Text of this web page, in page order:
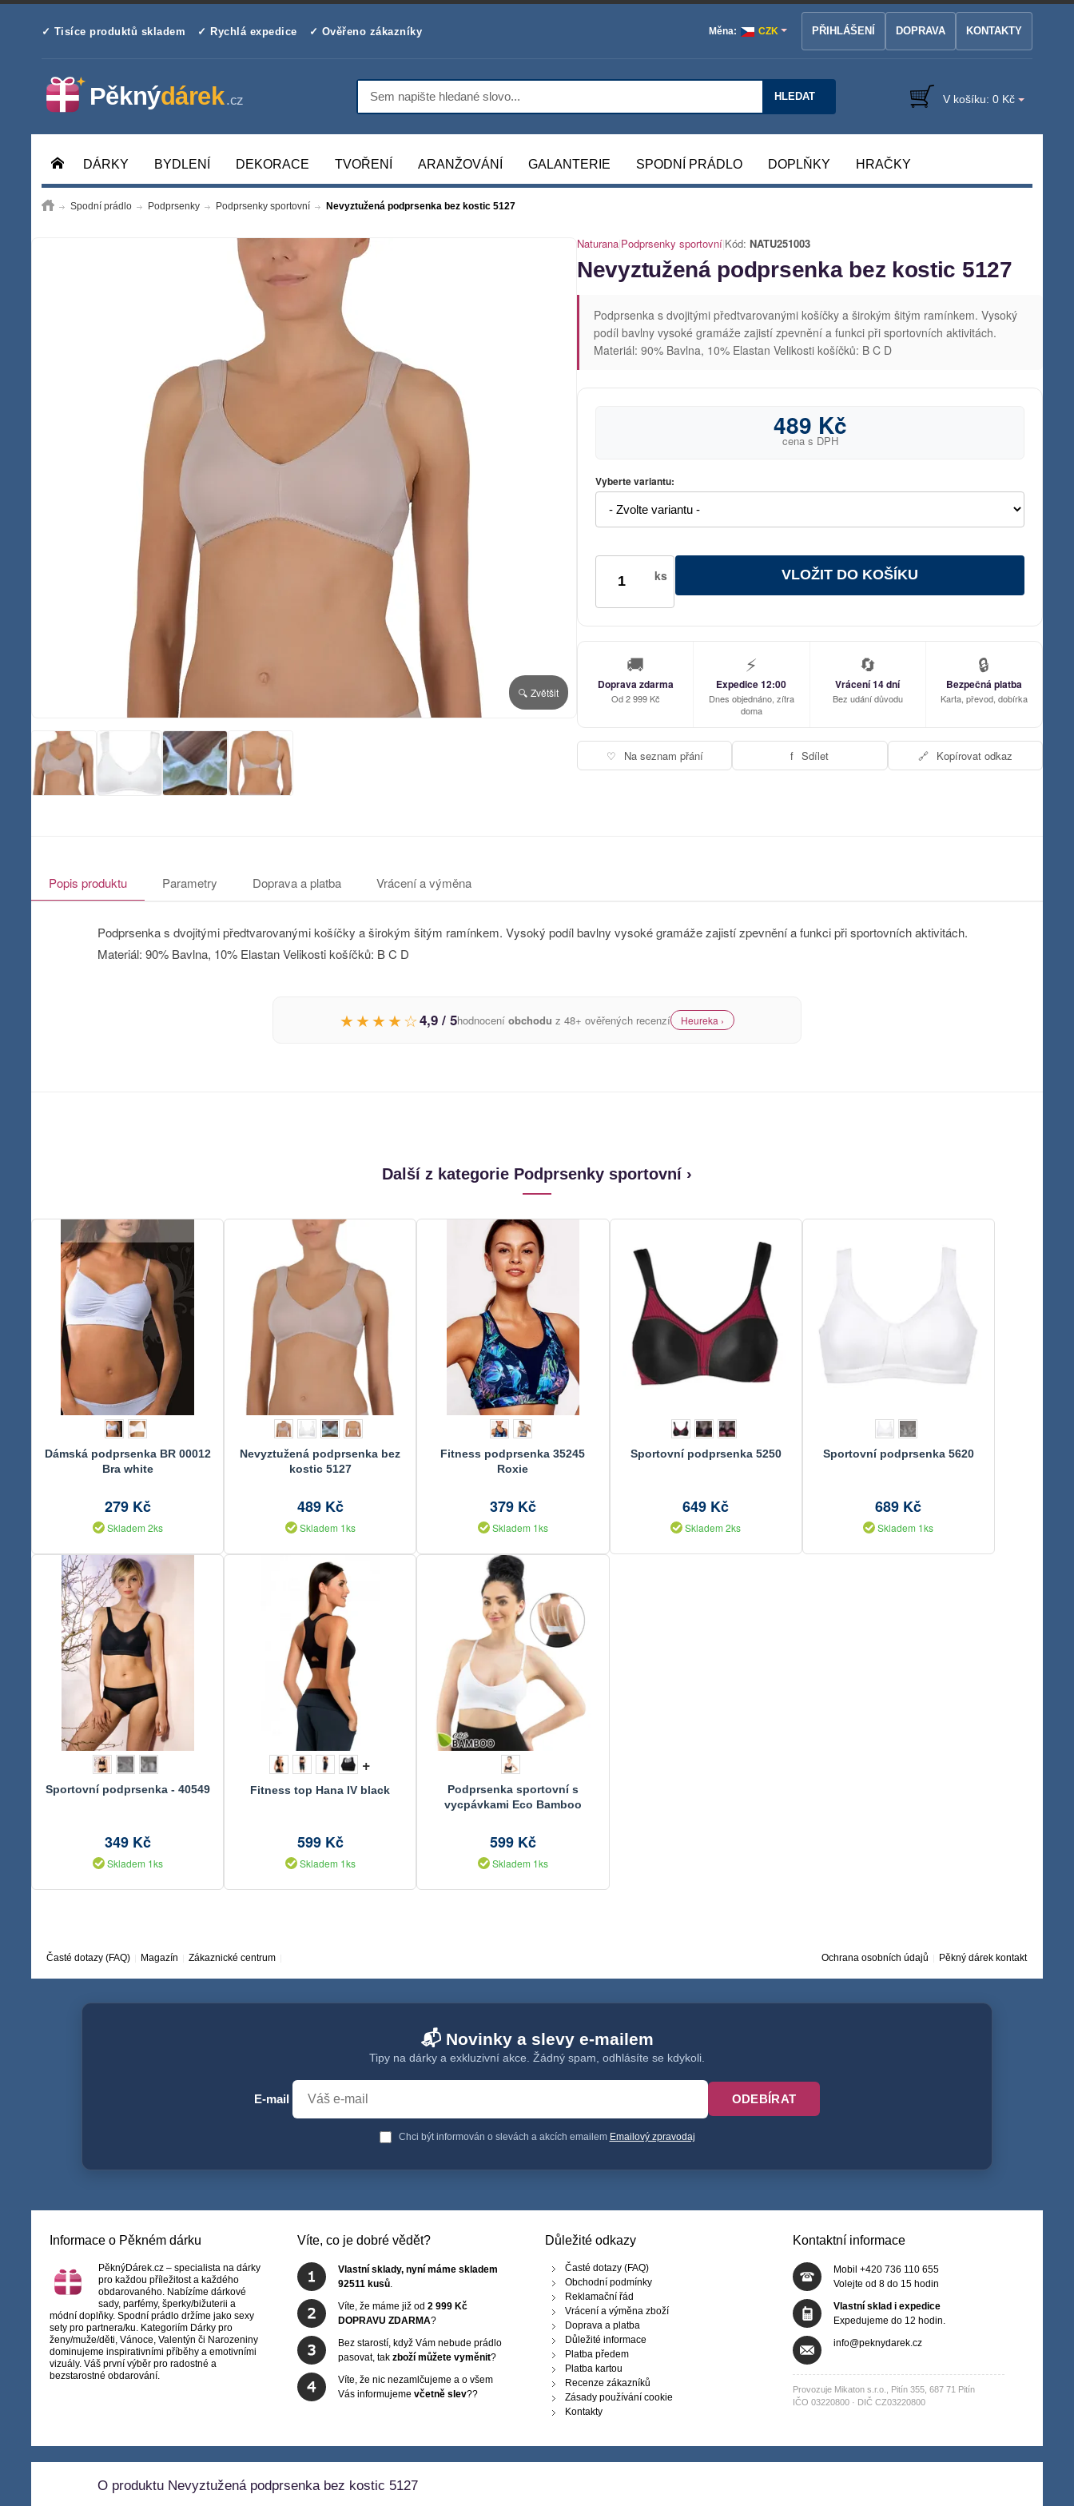
✓ Tisíce produktů skladem ✓ Rychlá expedice ✓ Ověřeno zákazníky Měna: CZK PŘIHLÁŠENÍ DOPRAVA KONTAKTY
HLEDAT V košíku: 0 Kč
DÁRKY BYDLENÍ DEKORACE TVOŘENÍ ARANŽOVÁNÍ GALANTERIE SPODNÍ PRÁDLO DOPLŇKY HRAČKY
Spodní prádlo Podprsenky Podprsenky sportovní Nevyztužená podprsenka bez kostic 5127
🔍 Zvětšit
Naturana|Podprsenky sportovní|Kód: NATU251003
Nevyztužená podprsenka bez kostic 5127
Podprsenka s dvojitými předtvarovanými košíčky a širokým šitým ramínkem. Vysoký
podíl bavlny vysoké gramáže zajistí zpevnění a funkci při sportovních aktivitách.
Materiál: 90% Bavlna, 10% Elastan Velikosti košíčků: B C D
489 Kč
cena s DPH
Vyberte variantu:
ks VLOŽIT DO KOŠÍKU
🚚
Doprava zdarma
Od 2 999 Kč
⚡
Expedice 12:00
Dnes objednáno, zítra
doma
🔄
Vrácení 14 dní
Bez udání důvodu
🔒
Bezpečná platba
Karta, převod, dobírka
♡ Na seznam přání f Sdílet 🔗 Kopírovat odkaz
Popis produktu Parametry Doprava a platba Vrácení a výměna
Podprsenka s dvojitými předtvarovanými košíčky a širokým šitým ramínkem. Vysoký podíl bavlny vysoké gramáže zajistí zpevnění a funkci při sportovních aktivitách.
Materiál: 90% Bavlna, 10% Elastan Velikosti košíčků: B C D
★★★★☆4,9 / 5hodnocení obchodu z 48+ ověřených recenzí Heureka ›
Další z kategorie Podprsenky sportovní ›
Dámská podprsenka BR 00012
Bra white
279 Kč
Skladem 2ks
Nevyztužená podprsenka bez
kostic 5127
489 Kč
Skladem 1ks
Fitness podprsenka 35245
Roxie
379 Kč
Skladem 1ks
Sportovní podprsenka 5250
649 Kč
Skladem 2ks
Sportovní podprsenka 5620
689 Kč
Skladem 1ks
Sportovní podprsenka - 40549
349 Kč
Skladem 1ks
+
Fitness top Hana IV black
599 Kč
Skladem 1ks
Podprsenka sportovní s
vycpávkami Eco Bamboo
599 Kč
Skladem 1ks
Časté dotazy (FAQ) Magazín Zákaznické centrum Ochrana osobních údajů Pěkný dárek kontakt
📬 Novinky a slevy e-mailem
Tipy na dárky a exkluzivní akce. Žádný spam, odhlásíte se kdykoli.
E-mail ODEBÍRAT
Chci být informován o slevách a akcích emailem Emailový zpravodaj
Informace o Pěkném dárku
PěknýDárek.cz – specialista na dárky
pro každou příležitost a každého
obdarovaného. Nabízíme dárkové
sady, parfémy, šperky/bižuterii a
módní doplňky. Spodní prádlo držíme jako sexy
sety pro partnera/ku. Kategoriím Dárky pro
ženy/muže/děti, Vánoce, Valentýn či Narozeniny
dominujeme inspirativními příběhy a emotivními
vizuály. Váš první výběr pro radostné a
bezstarostné obdarování.
Víte, co je dobré vědět?
Vlastní sklady, nyní máme skladem
92511 kusů.
Víte, že máme již od 2 999 Kč
DOPRAVU ZDARMA?
Bez starostí, když Vám nebude prádlo
pasovat, tak zboží můžete vyměnit?
Víte, že nic nezamlčujeme a o všem
Vás informujeme včetně slev??
Důležité odkazy
Časté dotazy (FAQ)
Obchodní podmínky
Reklamační řád
Vrácení a výměna zboží
Doprava a platba
Důležité informace
Platba předem
Platba kartou
Recenze zákazníků
Zásady používání cookie
Kontakty
Kontaktní informace
Mobil +420 736 110 655
Volejte od 8 do 15 hodin
Vlastní sklad i expedice
Expedujeme do 12 hodin.
info@peknydarek.cz
Provozuje Mikaton s.r.o., Pitín 355, 687 71 Pitín
IČO 03220800 · DIČ CZ03220800
O produktu Nevyztužená podprsenka bez kostic 5127